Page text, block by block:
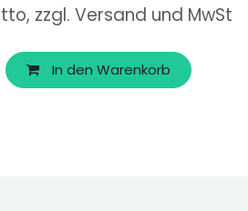
zzgl. Versand und MwSt
In den Warenkorb